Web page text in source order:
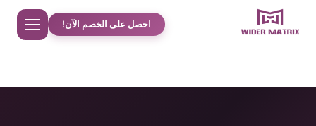
Home
احصل على الخصم الآن!